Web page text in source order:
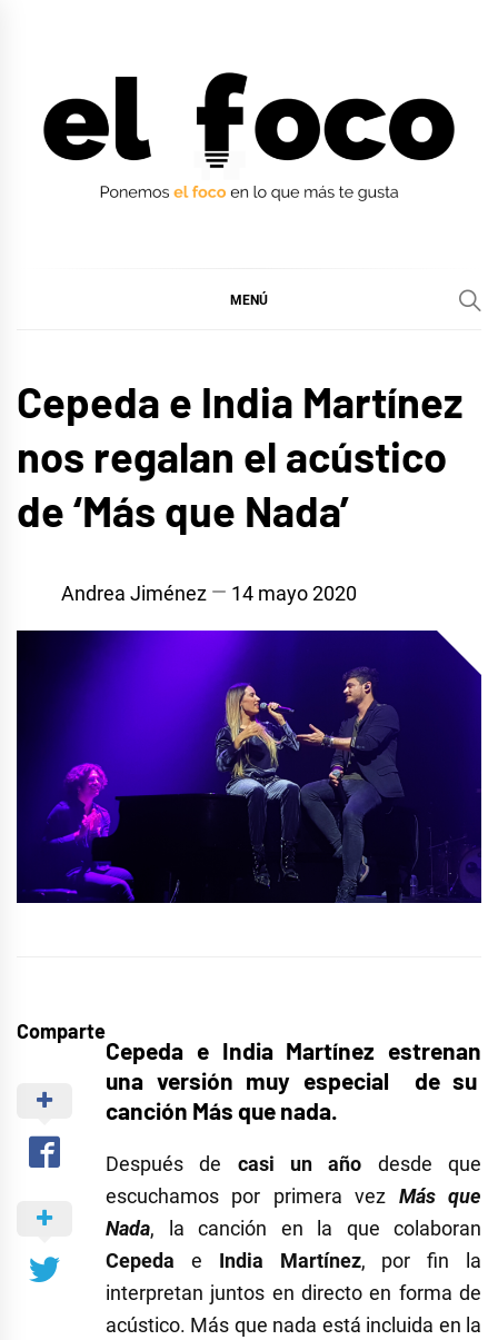
MENÚ
Cepeda e India Martínez
nos regalan el acústico
de ‘Más que Nada’
Andrea Jiménez 14 mayo 2020
Comparte
Cepeda e India Martínez estrenan
una versión muy especial de su
canción Más que nada.
Después de casi un año desde que
escuchamos por primera vez Más que
Nada, la canción en la que colaboran
Cepeda e India Martínez, por fin la
interpretan juntos en directo en forma de
acústico. Más que nada está incluida en la